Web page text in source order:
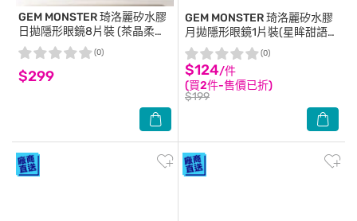
GEM MONSTER琦洛麗矽水膠
日拋隱形眼鏡8片裝 (茶晶柔霧
淺棕) 0.00
$299
(0)
GEM MONSTER琦洛麗矽水膠
月拋隱形眼鏡1片裝(星眸甜語淺
棕) 0.00
$124/件
(買2件-售價已折)
$199
(0)